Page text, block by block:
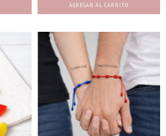
AGREGAR AL CARRITO